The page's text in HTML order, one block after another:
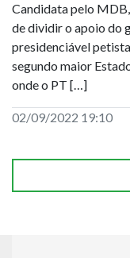
Candidata pelo
de dividir o apoio do
presidenciável
segundo maior
onde o PT […]
02/09/2022 19:10